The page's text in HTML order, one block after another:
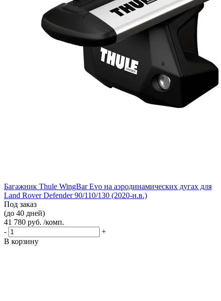
Багажник Thule WingBar Evo на аэродинамических дугах для
Land Rover Defender 90/110/130 (2020-н.в.)
Под заказ
(до 40 дней)
41 780 руб. /комп.
-
+
В корзину